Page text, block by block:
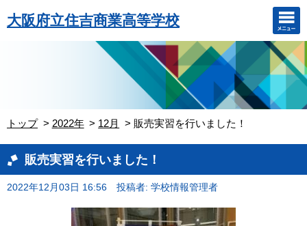
大阪府立住吉商業高等学校
トップ 2022年 12月 販売実習を行いました！
販売実習を行いました！
2022年12月03日 16:56 投稿者: 学校情報管理者